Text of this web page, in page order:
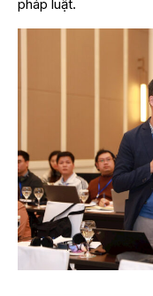
pháp luật.